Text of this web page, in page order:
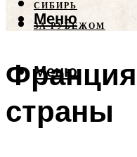
СИБИРЬ
ЗА РУБЕЖОМ
Меню
Меню
страны